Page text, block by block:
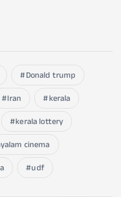
Donald trump
Iran
kerala
kerala lottery
cinema
udf